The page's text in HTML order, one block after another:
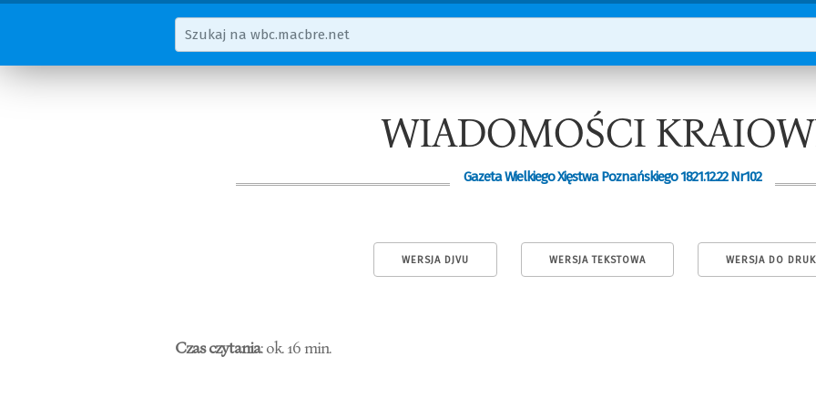
WIADOMOŚCI
Gazeta Wielkiego Xięstwa Poznańskiego 1821.12.22 Nr102
WERSJA DJVU WERSJA TEKSTOWA WERSJA DO
Czas czytania: ok. 16 min.